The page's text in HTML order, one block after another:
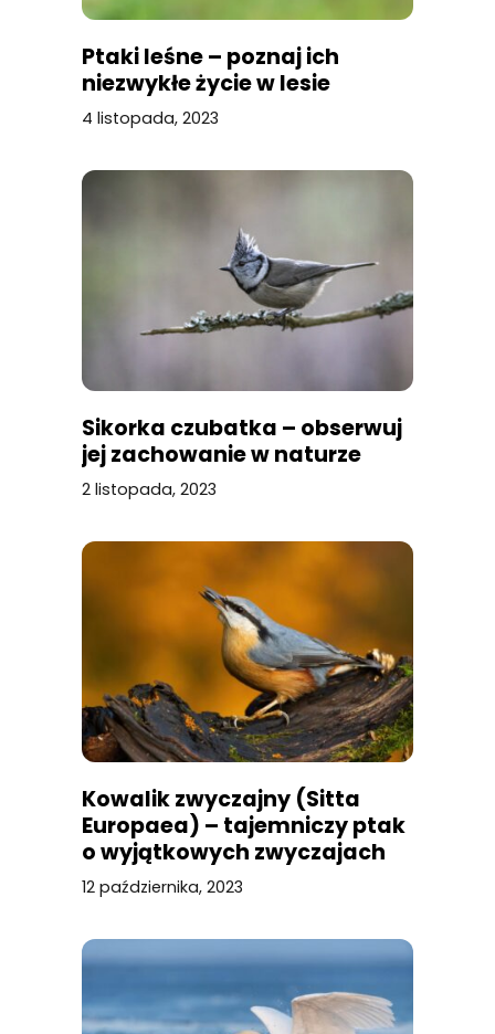
Ptaki leśne – poznaj ich
niezwykłe życie w lesie
4 listopada, 2023
Sikorka czubatka – obserwuj
jej zachowanie w naturze
2 listopada, 2023
Kowalik zwyczajny (Sitta
Europaea) – tajemniczy ptak
o wyjątkowych zwyczajach
12 października, 2023